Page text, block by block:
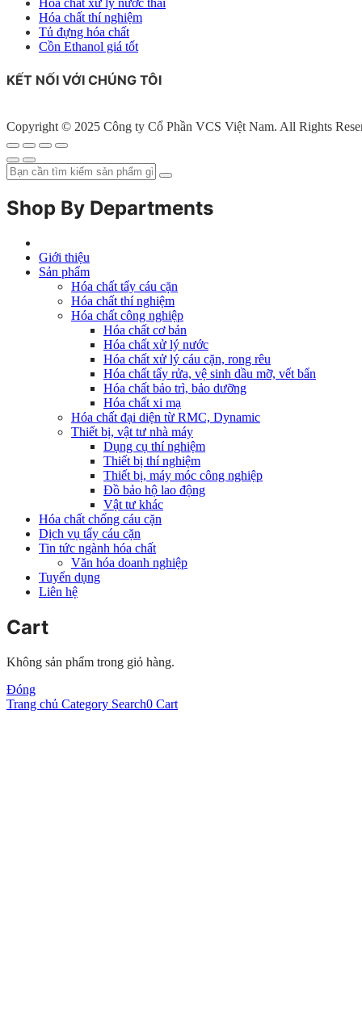
Hóa chất xử lý nước thải
Hóa chất thí nghiệm
Tủ đựng hóa chất
Cồn Ethanol giá tốt
KẾT NỐI VỚI CHÚNG TÔI
Copyright © 2025 Công ty Cổ Phần VCS Việt Nam. All Rights
Shop By Departments
Giới thiệu
Sản phẩm
Hóa chất tẩy cáu cặn
Hóa chất thí nghiệm
Hóa chất công nghiệp
Hóa chất cơ bản
Hóa chất xử lý nước
Hóa chất xử lý cáu cặn, rong rêu
Hóa chất tẩy rửa, vệ sinh dầu mỡ, vết bẩn
Hóa chất bảo trì, bảo dưỡng
Hóa chất xi mạ
Hóa chất đại diện từ RMC, Dynamic
Thiết bị, vật tư nhà máy
Dụng cụ thí nghiệm
Thiết bị thí nghiệm
Thiết bị, máy móc công nghiệp
Đồ bảo hộ lao động
Vật tư khác
Hóa chất chống cáu cặn
Dịch vụ tẩy cáu cặn
Tin tức ngành hóa chất
Văn hóa doanh nghiệp
Tuyển dụng
Liên hệ
Cart
Không sản phẩm trong giỏ hàng.
Đóng
Trang chủ Category Search0 Cart